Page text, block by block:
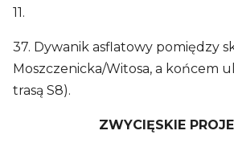
11.
37. Dywanik asflatowy pomiędzy
Moszczenicka/Witosa, a końcem
trasą S8).
ZWYCIĘSKIE